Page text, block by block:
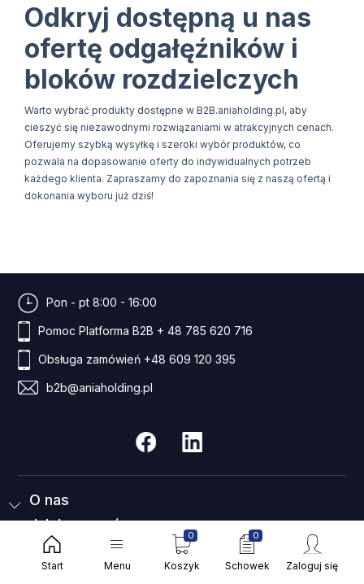
Odkryj dostępną u nas
ofertę odgałęźników i
bloków rozdzielczych
Warto wybrać produkty dostępne w B2B.aniaholding.pl, aby
cieszyć się niezawodnymi rozwiązaniami w atrakcyjnych cenach.
Oferujemy szybką wysyłkę i szeroki wybór produktów, co
pozwala na dopasowanie oferty do indywidualnych potrzeb
każdego klienta. Zapraszamy do zapoznania się z naszą ofertą i
dokonania wyboru już dziś!
Pon - pt 8:00 - 16:00
Pomoc Platforma B2B + 48 785 620 716
Obsługa zamówień +48 609 120 395
b2b@aniaholding.pl
O nas
Jak kupować
Wsparcie
Nasza lokalizacja
Start Menu
0
Koszyk
0
Schowek Zaloguj się